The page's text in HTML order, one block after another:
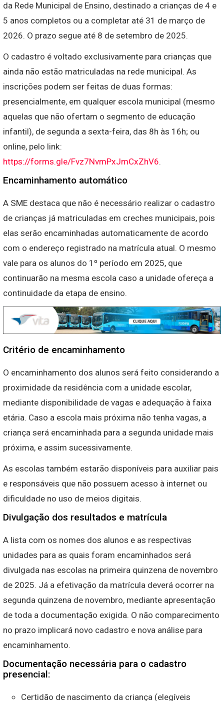
da Rede Municipal de Ensino, destinado a crianças de 4 e
5 anos completos ou a completar até 31 de março de
2026. O prazo segue até 8 de setembro de 2025.
O cadastro é voltado exclusivamente para crianças que
ainda não estão matriculadas na rede municipal. As
inscrições podem ser feitas de duas formas:
presencialmente, em qualquer escola municipal (mesmo
aquelas que não ofertam o segmento de educação
infantil), de segunda a sexta-feira, das 8h às 16h; ou
online, pelo link:
https://forms.gle/Fvz7NvmPxJmCxZhV6.
Encaminhamento automático
A SME destaca que não é necessário realizar o cadastro
de crianças já matriculadas em creches municipais, pois
elas serão encaminhadas automaticamente de acordo
com o endereço registrado na matrícula atual. O mesmo
vale para os alunos do 1º período em 2025, que
continuarão na mesma escola caso a unidade ofereça a
continuidade da etapa de ensino.
Critério de encaminhamento
O encaminhamento dos alunos será feito considerando a
proximidade da residência com a unidade escolar,
mediante disponibilidade de vagas e adequação à faixa
etária. Caso a escola mais próxima não tenha vagas, a
criança será encaminhada para a segunda unidade mais
próxima, e assim sucessivamente.
As escolas também estarão disponíveis para auxiliar pais
e responsáveis que não possuem acesso à internet ou
dificuldade no uso de meios digitais.
Divulgação dos resultados e matrícula
A lista com os nomes dos alunos e as respectivas
unidades para as quais foram encaminhados será
divulgada nas escolas na primeira quinzena de novembro
de 2025. Já a efetivação da matrícula deverá ocorrer na
segunda quinzena de novembro, mediante apresentação
de toda a documentação exigida. O não comparecimento
no prazo implicará novo cadastro e nova análise para
encaminhamento.
Documentação necessária para o cadastro
presencial:
Certidão de nascimento da criança (elegíveis